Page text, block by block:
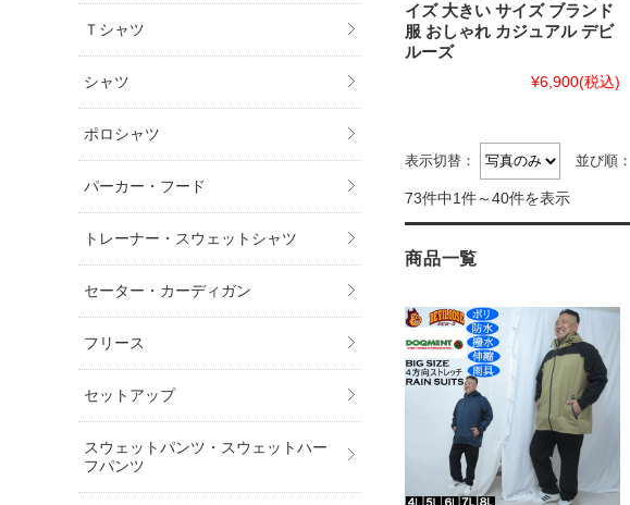
イズ 大きい サイズ ブランド
服 おしゃれ カジュアル デビ
ルーズ
¥6,900(税込)
表示切替： 並び順：
73件中1件～40件を表示
商品一覧
Ｔシャツ
シャツ
ポロシャツ
パーカー・フード
トレーナー・スウェットシャツ
セーター・カーディガン
フリース
セットアップ
スウェットパンツ・スウェットハー
フパンツ